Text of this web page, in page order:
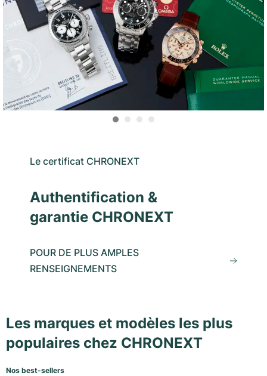
Le certificat CHRONEXT
Authentification &
garantie CHRONEXT
POUR DE PLUS AMPLES
RENSEIGNEMENTS
Les marques et modèles les plus
populaires chez CHRONEXT
Nos best-sellers